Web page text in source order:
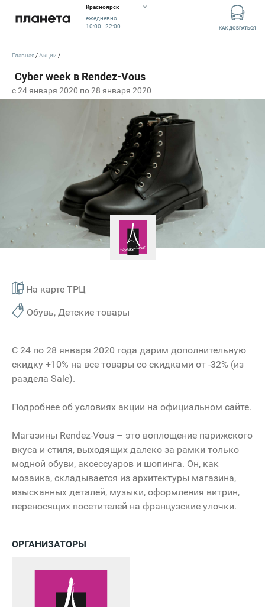
Красноярск
ежедневно
10:00 - 22:00
КАК ДОБРАТЬСЯ
c 24 января 2020 по 28 января 2020
На карте ТРЦ
Обувь, Детские товары
Главная Акции
С 24 по 28 января 2020 года дарим дополнительную
скидку +10% на все товары со скидками от -32% (из
раздела Sale).
Подробнее об условиях акции на официальном сайте.
Магазины Rendez-Vous – это воплощение парижского
вкуса и стиля, выходящих далеко за рамки только
модной обуви, аксессуаров и шопинга. Он, как
мозаика, складывается из архитектуры магазина,
изысканных деталей, музыки, оформления витрин,
переносящих посетителей на французские улочки.
ОРГАНИЗАТОРЫ